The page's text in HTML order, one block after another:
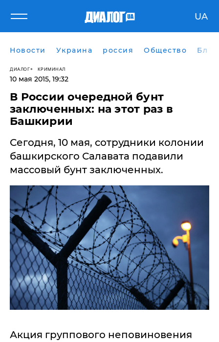
UA
Новости Украина россия Общество
ДИАЛОГ КРИМИНАЛ
10 мая 2015, 19:32
В России очередной бунт
заключенных: на этот раз в
Башкирии
Сегодня, 10 мая, сотрудники колонии
башкирского Салавата подавили
массовый бунт заключенных.
Акция группового неповиновения